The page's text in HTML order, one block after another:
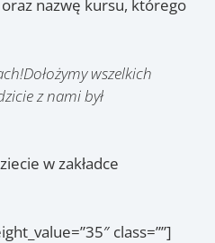
nazwę kursu, którego
wszelkich
z nami był
w zakładce
class=””]